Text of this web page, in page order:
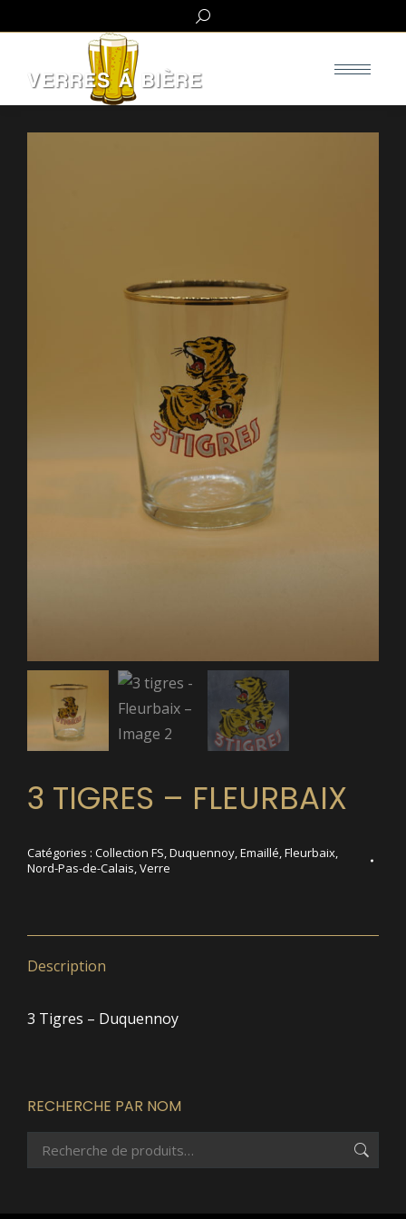
Search:
3 TIGRES – FLEURBAIX
Catégories : Collection FS,Duquennoy,Emaillé,Fleurbaix,
Nord-Pas-de-Calais,Verre
Description
3 Tigres – Duquennoy
RECHERCHE PAR NOM